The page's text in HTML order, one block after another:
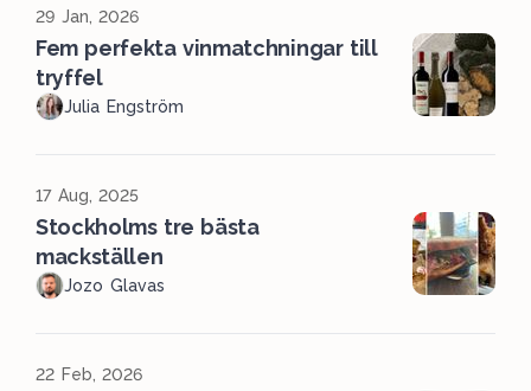
29 Jan, 2026
Fem perfekta vinmatchningar till
tryffel
Julia Engström
17 Aug, 2025
Stockholms tre bästa
mackställen
Jozo Glavas
22 Feb, 2026